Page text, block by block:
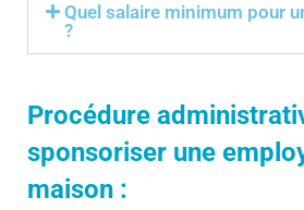
Quel salaire minimum pour
?
Procédure
sponsoriser une
maison :